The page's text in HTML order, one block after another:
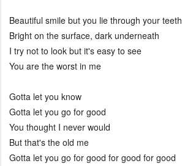
Beautiful smile but you lie through your teeth
Bright on the surface, dark underneath
I try not to look but it's easy to see
You are the worst in me
Gotta let you know
Gotta let you go for good
You thought I never would
But that's the old me
Gotta let you go for good for good for good